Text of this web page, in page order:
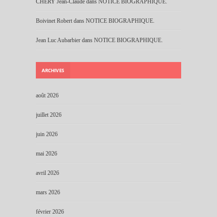
CHERY Jean-Claude dans NOTICE BIOGRAPHIQUE.
Boivinet Robert dans NOTICE BIOGRAPHIQUE.
Jean Luc Aubarbier dans NOTICE BIOGRAPHIQUE.
ARCHIVES
août 2026
juillet 2026
juin 2026
mai 2026
avril 2026
mars 2026
février 2026